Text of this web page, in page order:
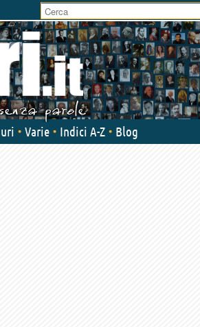
User
area
Varie Indici A-Z Blog